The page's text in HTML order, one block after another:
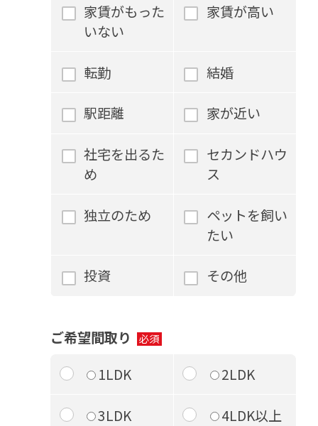
家賃がもった
いない
家賃が高い
転勤 結婚
駅距離 家が近い
社宅を出るた
め
セカンドハウ
ス
独立のため
ペットを飼い
たい
投資 その他
ご希望間取り
1LDK
2LDK
3LDK 4LDK以上